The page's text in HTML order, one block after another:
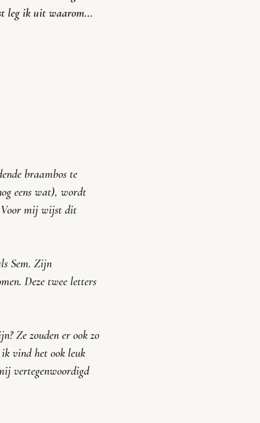
leg ik uit waarom...
braambos te
eens wat), wordt
mij wijst dit
Sem. Zijn
Deze twee letters
Ze zouden er ook zo
vertegenwoordigd